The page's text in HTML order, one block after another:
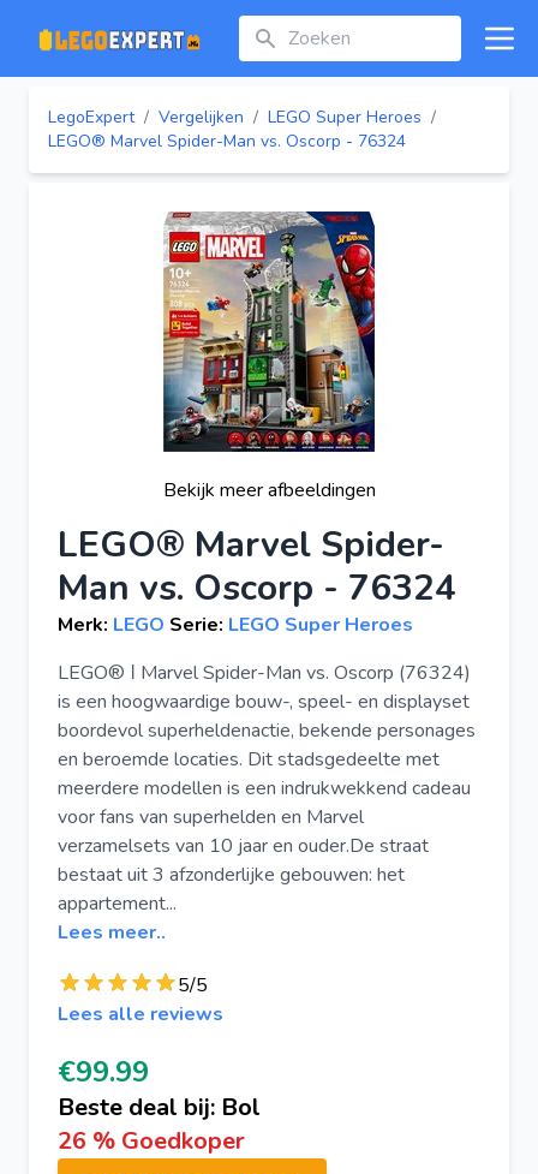
Zoeken
LegoExpert / Vergelijken / LEGO Super Heroes /
LEGO® Marvel Spider-Man vs. Oscorp - 76324
Bekijk meer afbeeldingen
LEGO® Marvel Spider-
Man vs. Oscorp - 76324
Merk: LEGO Serie: LEGO Super Heroes
LEGO® ǀ Marvel Spider-Man vs. Oscorp (76324)
is een hoogwaardige bouw-, speel- en displayset
boordevol superheldenactie, bekende personages
en beroemde locaties. Dit stadsgedeelte met
meerdere modellen is een indrukwekkend cadeau
voor fans van superhelden en Marvel
verzamelsets van 10 jaar en ouder.De straat
bestaat uit 3 afzonderlijke gebouwen: het
appartement...
Lees meer..
5/5
Lees alle reviews
€99.99
Beste deal bij: Bol
26 % Goedkoper